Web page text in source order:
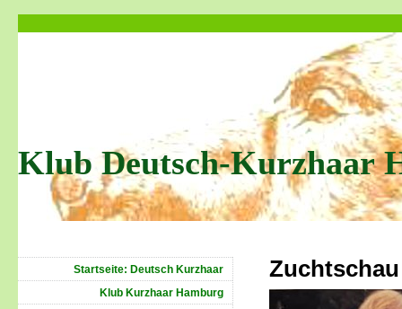
Klub Deutsch-Kurzhaar
Zuchtschau
Startseite: Deutsch Kurzhaar
Klub Kurzhaar Hamburg